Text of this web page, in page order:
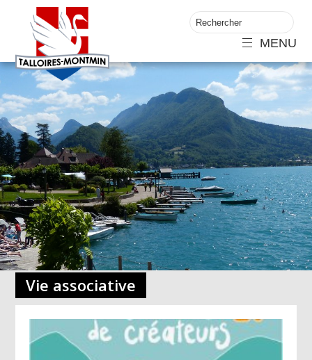
MENU
Vie associative